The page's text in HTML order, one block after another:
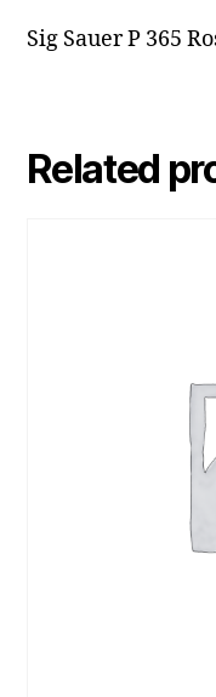
Sig Sauer P 365
Related